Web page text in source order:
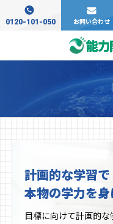
0120-101-050 お問い合わせ
計画的な学習で
本物の学力を身
目標に向けて計画的